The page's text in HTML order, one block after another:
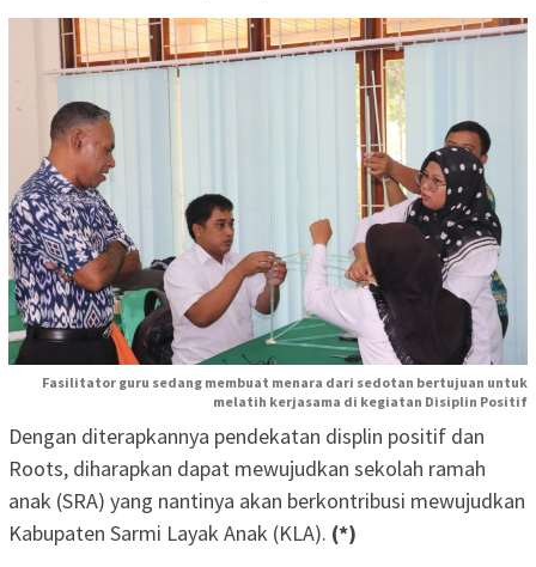
Fasilitator guru sedang membuat menara dari sedotan bertujuan untuk
melatih kerjasama di kegiatan Disiplin Positif
Dengan diterapkannya pendekatan displin positif dan
Roots, diharapkan dapat mewujudkan sekolah ramah
anak (SRA) yang nantinya akan berkontribusi mewujudkan
Kabupaten Sarmi Layak Anak (KLA). (*)